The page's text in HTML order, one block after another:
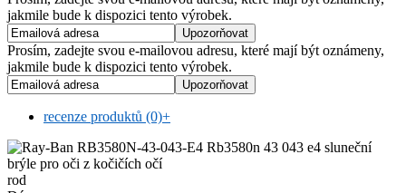
jakmile bude k dispozici tento výrobek.
Prosím, zadejte svou e-mailovou adresu, které mají být oznámeny,
jakmile bude k dispozici tento výrobek.
recenze produktů (0)+
rod